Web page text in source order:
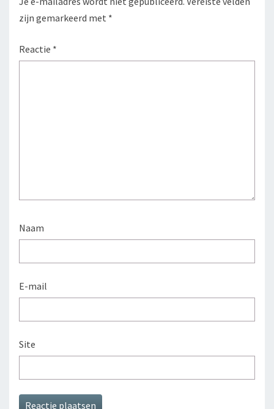
zijn gemarkeerd met *
Reactie *
Naam
E-mail
Site